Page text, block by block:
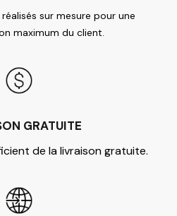
sur mesure pour une
maximum du client.
GRATUITE
de la livraison gratuite.